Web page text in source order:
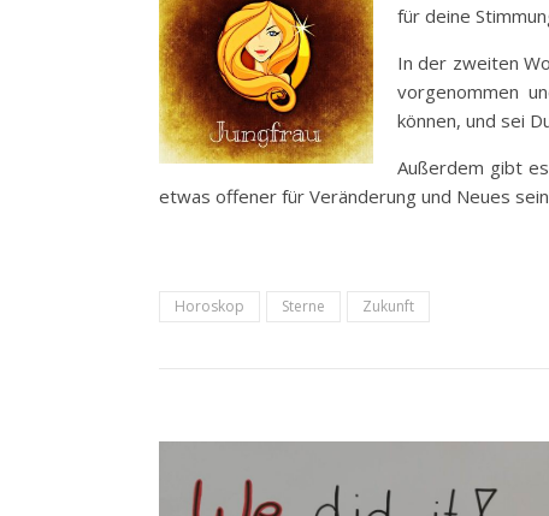
für deine
In der zweiten
vorgenommen
können, und sei
Außerdem gibt
etwas offener für Veränderung und Neues
Horoskop Sterne Zukunft